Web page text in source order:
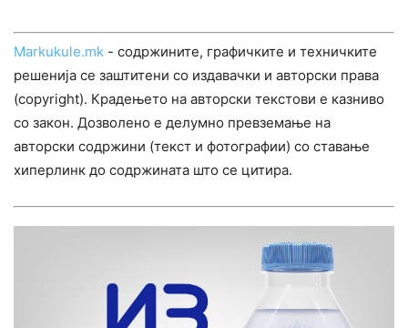
Markukule.mk - содржините, графичките и техничките
решенија се заштитени со издавачки и авторски права
(copyright). Крадењето на авторски текстови е казниво
со закон. Дозволено е делумно превземање на
авторски содржини (текст и фотографии) со ставање
хиперлинк до содржината што се цитира.